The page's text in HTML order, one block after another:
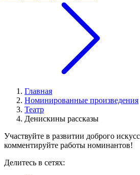
Главная
Номинированные произведения
Театр
Денискины рассказы
Участвуйте в развитии доброго
комментируйте работы номинантов!
Делитесь в сетях: